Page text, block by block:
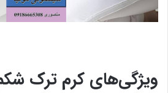
ویژگی‌های کرم ترک